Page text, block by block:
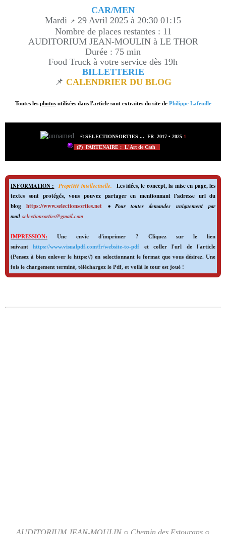
CAR/MEN
Mardi
📌 29 Avril 2025 à 20:30 01:15
Nombre de places restantes : 11
AUDITORIUM JEAN-MOULIN à LE THOR
Durée : 75 min
Food Truck à votre service dès 19h
BILLETTERIE
📌 CALENDRIER DU BLOG
Toutes les photosutilisées dans l'article sont extraites du site de Philippe Lafeuille
© SELECTIONSORTIES ... FR 2017 • 20251
(P) PARTENAIRE : L'Art de Cath
INFORMATION : Propriété intellectuelle.
Les idées, le concept, la mise en page, les
textes sont protégés, vous pouvez partager en mentionnant l'adresse url du
blog
https://www.selectionsorties.net
• Pour toutes demandes uniquement par
mailselectionsorties@gmail.com
IMPRESSION: Une envie d'imprimer ? Cliquez sur le lien
suivanthttps://www.visualpdf.com/fr/website-to-pdf et coller l'url de l'article
(Pensez à bien enlever le https://) en selectionnant le format que vous désirez. Une
fois le chargement terminé, téléchargez le Pdf, et voilà le tour est joué !